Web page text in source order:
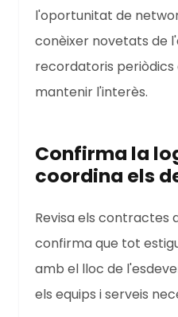
l'oportunitat de
conèixer novetats de
recordatoris periòdics
mantenir l'interès.
Confirma la
coordina els
Revisa els contractes
confirma que tot
amb el lloc de
els equips i serveis